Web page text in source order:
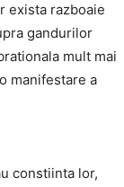
exista razboaie
gandurilor
mult mai
manifestare a
constiinta lor,